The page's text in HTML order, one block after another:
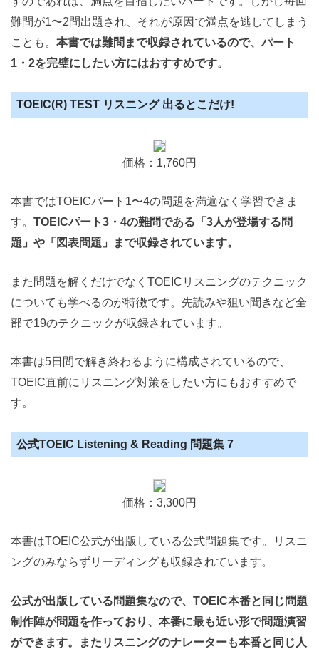
難問が1〜2問出題され、それが原因で満点を逃してしまう
ことも。 本書では難問まで収録されているので、パート
1・2を完璧にしたい方にはおすすめです。
TOEIC(R) TEST リスニング 出るとこだけ!
価格：1,760円
本書ではTOEICパート1〜4の問題を満遍なく学習できま
す。 TOEICパート3・4の難問である「3人が登場する問
題」や「図表問題」まで収録されています。
また問題を解くだけでなくTOEICリスニングのテクニック
についても学べるのが特徴です。先読みや狙い聞きなど全
部で19のテクニックが収録されています。
本書は5日間で解き終わるように構成されているので、
TOEIC直前にリスニング対策をしたい方にもおすすめで
す。
公式TOEIC Listening & Reading 問題集 7
価格：3,300円
本書はTOEIC公式が出版している公式問題集です。リスニ
ングのみならずリーディングも収録されています。
公式が出版している問題集なので、TOEIC本番と同じ問題
制作陣が問題を作っており、本番に最も近い形で問題演習
ができます。またリスニングのナレーターも本番と同じ人